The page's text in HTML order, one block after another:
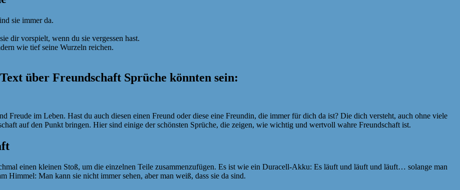
sie immer da.
dir vorspielt, wenn du sie vergessen hast.
wie tief seine Wurzeln reichen.
über Freundschaft Sprüche könnten sein:
Freude im Leben. Hast du auch diesen einen Freund oder diese eine Freundin, die immer für dich da ist? Die dich versteht, auch ohne viele
auf den Punkt bringen. Hier sind einige der schönsten Sprüche, die zeigen, wie wichtig und wertvoll wahre Freundschaft ist.
einen kleinen Stoß, um die einzelnen Teile zusammenzufügen. Es ist wie ein Duracell-Akku: Es läuft und läuft und läuft… solange man
Himmel: Man kann sie nicht immer sehen, aber man weiß, dass sie da sind.